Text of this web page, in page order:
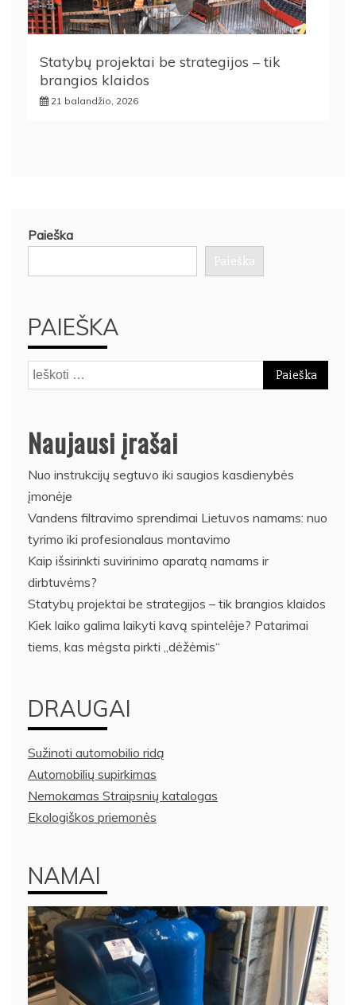
Statybų projektai be strategijos – tik
brangios klaidos
21 balandžio, 2026
Paieška
Paieška
PAIEŠKA
Ieškoti:
Naujausi įrašai
Nuo instrukcijų segtuvo iki saugios kasdienybės
įmonėje
Vandens filtravimo sprendimai Lietuvos namams: nuo
tyrimo iki profesionalaus montavimo
Kaip išsirinkti suvirinimo aparatą namams ir
dirbtuvėms?
Statybų projektai be strategijos – tik brangios klaidos
Kiek laiko galima laikyti kavą spintelėje? Patarimai
tiems, kas mėgsta pirkti „dėžėmis“
DRAUGAI
Sužinoti automobilio ridą
Automobilių supirkimas
Nemokamas Straipsnių katalogas
Ekologiškos priemonės
NAMAI